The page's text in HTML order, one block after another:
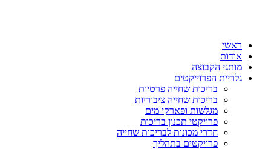
ראשי
אודות
מותגי הקבוצה
גלריית הפרוייקטים
בריכות שחייה פרטיות
בריכות שחייה ציבוריות
מגלשות ופארקי מים
פרויקטי תכנון בריכות
חדרי מכונות לבריכות שחייה
פרויקטים בתהליך